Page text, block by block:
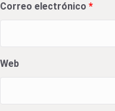
Correo electrónico *
Web